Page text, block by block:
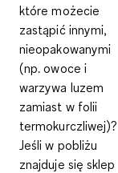
które możecie
zastąpić innymi,
nieopakowanymi
(np. owoce i
warzywa luzem
zamiast w folii
termokurczliwej)?
Jeśli w pobliżu
znajduje się sklep